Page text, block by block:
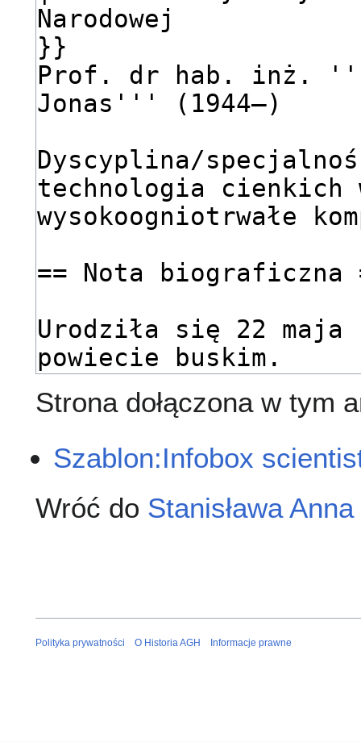
Strona dołączona w tym
Szablon:Infobox
Wróć do Stanisława
Polityka prywatności O Historia AGH Informacje prawne